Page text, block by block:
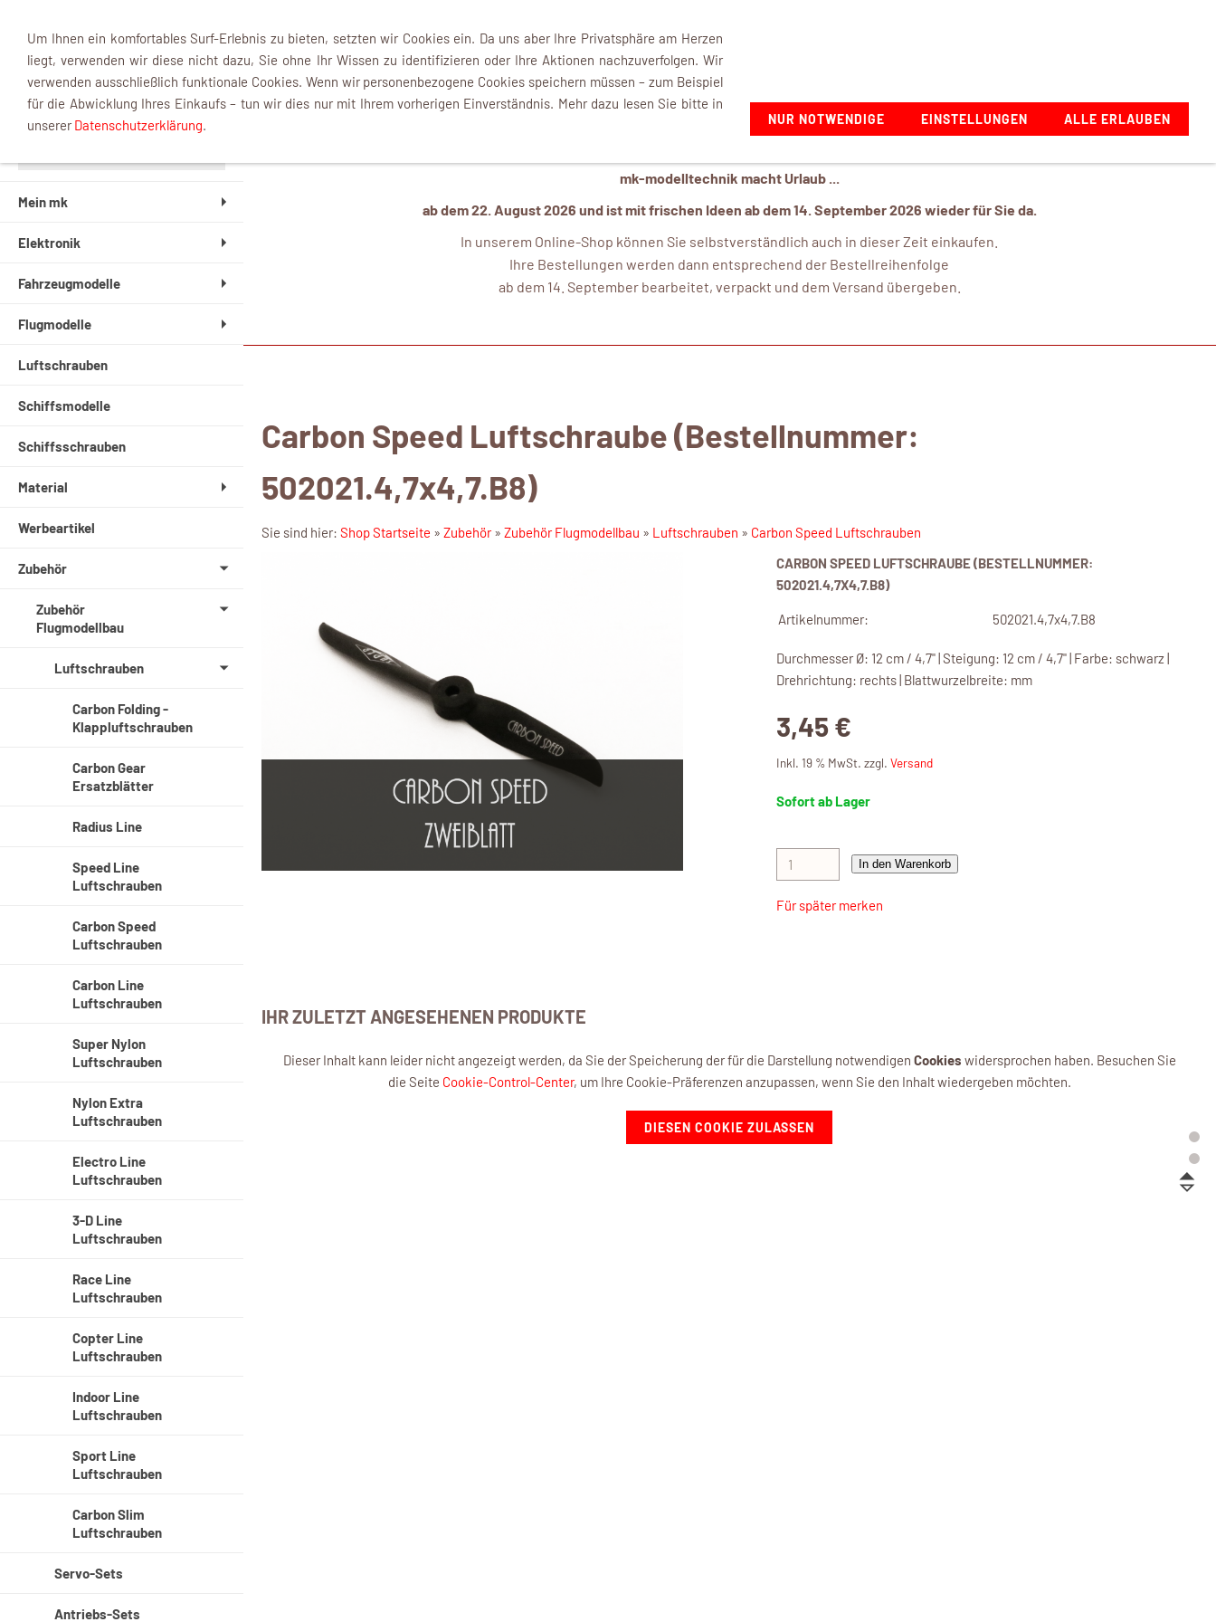
Mein mk
Elektronik
Fahrzeugmodelle
Flugmodelle
Luftschrauben
Schiffsmodelle
Schiffsschrauben
Material
Werbeartikel
Zubehör
Zubehör
Flugmodellbau
Luftschrauben
Carbon Folding -
Klappluftschrauben
Carbon Gear
Ersatzblätter
Radius Line
Speed Line
Luftschrauben
Carbon Speed
Luftschrauben
Carbon Line
Luftschrauben
Super Nylon
Luftschrauben
Nylon Extra
Luftschrauben
Electro Line
Luftschrauben
3-D Line
Luftschrauben
Race Line
Luftschrauben
Copter Line
Luftschrauben
Indoor Line
Luftschrauben
Sport Line
Luftschrauben
Carbon Slim
Luftschrauben
Servo-Sets
Antriebs-Sets
INFOBOX
mk-modelltechnik macht Urlaub ...
ab dem 22. August 2026 und ist mit frischen Ideen ab dem 14. September 2026 wieder für Sie da.
In unserem Online-Shop können Sie selbstverständlich auch in dieser Zeit einkaufen.
Ihre Bestellungen werden dann entsprechend der Bestellreihenfolge
ab dem 14. September bearbeitet, verpackt und dem Versand übergeben.
Carbon Speed Luftschraube (Bestellnummer:
502021.4,7x4,7.B8)
Sie sind hier: Shop Startseite » Zubehör» Zubehör Flugmodellbau » Luftschrauben » Carbon Speed Luftschrauben
CARBON SPEED LUFTSCHRAUBE (BESTELLNUMMER:
502021.4,7X4,7.B8)
Artikelnummer: 502021.4,7x4,7.B8
Durchmesser Ø: 12 cm / 4,7" | Steigung: 12 cm / 4,7" | Farbe: schwarz |
Drehrichtung: rechts | Blattwurzelbreite: mm
3,45 €
Inkl. 19 % MwSt. zzgl.Versand
Sofort ab Lager
In den Warenkorb
Für später merken
IHR ZULETZT ANGESEHENEN PRODUKTE
Dieser Inhalt kann leider nicht angezeigt werden, da Sie der Speicherung der für die Darstellung notwendigen Cookies widersprochen haben. Besuchen Sie
die Seite Cookie-Control-Center, um Ihre Cookie-Präferenzen anzupassen, wenn Sie den Inhalt wiedergeben möchten.
DIESEN COOKIE ZULASSEN
Um Ihnen ein komfortables Surf-Erlebnis zu bieten, setzten wir Cookies ein. Da uns aber Ihre Privatsphäre am Herzen
liegt, verwenden wir diese nicht dazu, Sie ohne Ihr Wissen zu identifizieren oder Ihre Aktionen nachzuverfolgen. Wir
verwenden ausschließlich funktionale Cookies. Wenn wir personenbezogene Cookies speichern müssen – zum Beispiel
für die Abwicklung Ihres Einkaufs – tun wir dies nur mit Ihrem vorherigen Einverständnis. Mehr dazu lesen Sie bitte in
unserer Datenschutzerklärung. NUR NOTWENDIGE EINSTELLUNGEN ALLE ERLAUBEN